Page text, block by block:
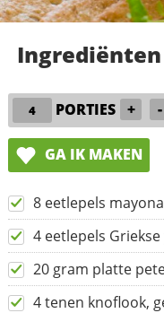
Ingrediënten
PORTIES + -
GA IK MAKEN
8 eetlepels
4 eetlepels
20 gram platte
4 tenen knoflook,